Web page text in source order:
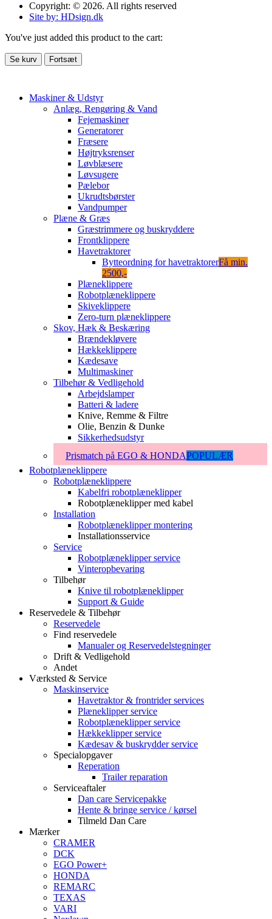
Copyright: © 2026. All rights reserved
Site by: HDsign.dk
You've just added this product to the cart:
Se kurv Fortsæt
Maskiner & Udstyr
Anlæg, Rengøring & Vand
Fejemaskiner
Generatorer
Fræsere
Højtryksrenser
Løvblæsere
Løvsugere
Pælebor
Ukrudtsbørster
Vandpumper
Plæne & Græs
Græstrimmere og buskryddere
Frontklippere
Havetraktorer
Bytteordning for havetraktorerFå min.
2500,-
Plæneklippere
Robotplæneklippere
Skiveklippere
Zero-turn plæneklippere
Skov, Hæk & Beskæring
Brændekløvere
Hækkeklippere
Kædesave
Multimaskiner
Tilbehør & Vedligehold
Arbejdslamper
Batteri & ladere
Knive, Remme & Filtre
Olie, Benzin & Dunke
Sikkerhedsudstyr
Prismatch på EGO & HONDAPOPULÆR
Robotplæneklippere
Robotplæneklippere
Kabelfri robotplæneklipper
Robotplæneklipper med kabel
Installation
Robotplæneklipper montering
Installationsservice
Service
Robotplæneklipper service
Vinteropbevaring
Tilbehør
Knive til robotplæneklipper
Support & Guide
Reservedele & Tilbehør
Reservedele
Find reservedele
Manualer og Reservedelstegninger
Drift & Vedligehold
Andet
Værksted & Service
Maskinservice
Havetraktor & frontrider services
Plæneklipper service
Robotplæneklipper service
Hækkeklipper service
Kædesav & buskrydder service
Specialopgaver
Reperation
Trailer reparation
Serviceaftaler
Dan care Servicepakke
Hente & bringe service / kørsel
Tilmeld Dan Care
Mærker
CRAMER
DCK
EGO Power+
HONDA
REMARC
TEXAS
VARI